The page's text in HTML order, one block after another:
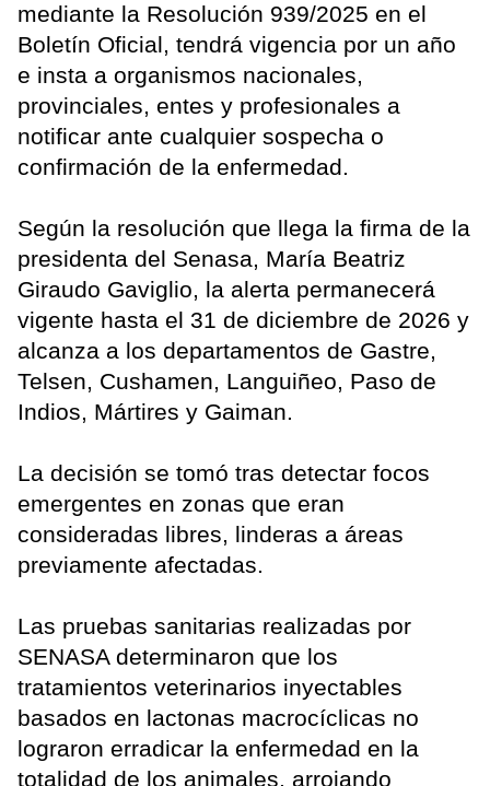
mediante la Resolución 939/2025 en el
Boletín Oficial, tendrá vigencia por un año
e insta a organismos nacionales,
provinciales, entes y profesionales a
notificar ante cualquier sospecha o
confirmación de la enfermedad.
Según la resolución que llega la firma de la
presidenta del Senasa, María Beatriz
Giraudo Gaviglio, la alerta permanecerá
vigente hasta el 31 de diciembre de 2026 y
alcanza a los departamentos de Gastre,
Telsen, Cushamen, Languiñeo, Paso de
Indios, Mártires y Gaiman.
La decisión se tomó tras detectar focos
emergentes en zonas que eran
consideradas libres, linderas a áreas
previamente afectadas.
Las pruebas sanitarias realizadas por
SENASA determinaron que los
tratamientos veterinarios inyectables
basados en lactonas macrocíclicas no
lograron erradicar la enfermedad en la
totalidad de los animales, arrojando